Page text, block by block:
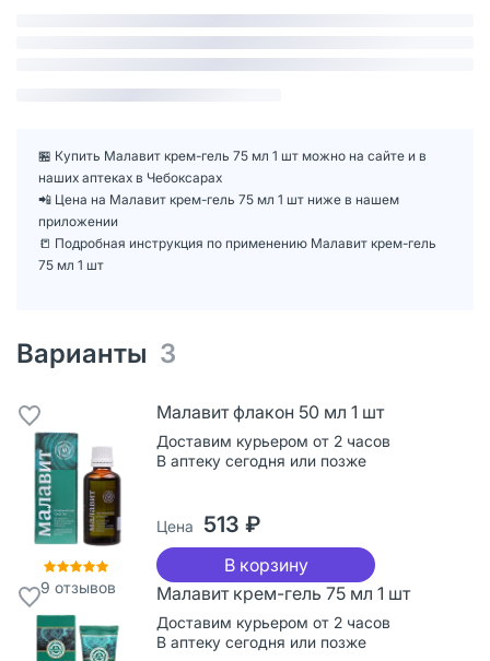
🏪 Купить Малавит крем-гель 75 мл 1 шт можно на сайте и в
наших аптеках в Чебоксарах
📲 Цена на Малавит крем-гель 75 мл 1 шт ниже в нашем
приложении
📒 Подробная инструкция по применению Малавит крем-гель
75 мл 1 шт
Варианты 3
9 отзывов
Малавит флакон 50 мл 1 шт
Доставим курьером от 2 часов
В аптеку сегодня или позже
Цена 513 ₽
В корзину
Малавит крем-гель 75 мл 1 шт
Доставим курьером от 2 часов
В аптеку сегодня или позже